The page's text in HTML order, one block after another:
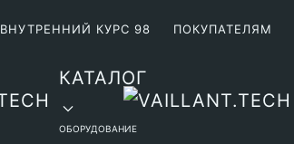
ВНУТРЕННИЙ КУРС 98 ПОКУПАТЕЛЯМ
КАТАЛОГ
ОБОРУДОВАНИЕ